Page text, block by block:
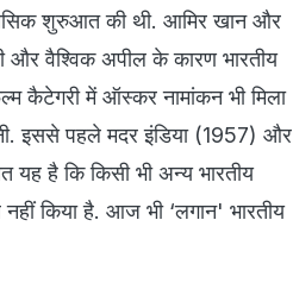
शुरुआत की थी. आमिर खान और
और वैश्विक अपील के कारण भारतीय
कैटेगरी में ऑस्कर नामांकन भी मिला
इससे पहले मदर इंडिया (1957) और
यह है कि किसी भी अन्य भारतीय
किया है. आज भी ‘लगान' भारतीय